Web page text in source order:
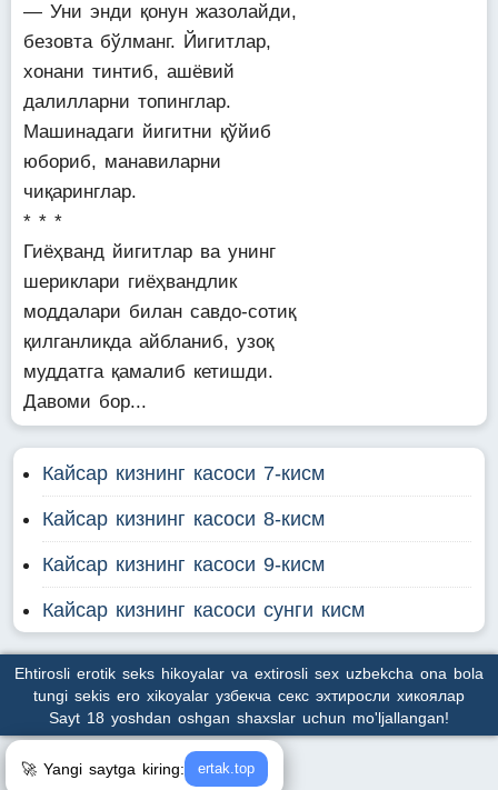
— Уни энди қонун жазолайди,
безовта бўлманг. Йигитлар,
хонани тинтиб, ашёвий
далилларни топинглар.
Машинадаги йигитни қўйиб
юбориб, манавиларни
чиқаринглар.
* * *
Гиёҳванд йигитлар ва унинг
шериклари гиёҳвандлик
моддалари билан савдо-сотиқ
қилганликда айбланиб, узоқ
муддатга қамалиб кетишди.
Давоми бор...
Кайсар кизнинг касоси 7-кисм
Кайсар кизнинг касоси 8-кисм
Кайсар кизнинг касоси 9-кисм
Кайсар кизнинг касоси сунги кисм
Ehtirosli erotik seks hikoyalar va extirosli sex uzbekcha ona bola
tungi sekis ero xikoyalar узбекча секс эхтиросли хикоялар
Sayt 18 yoshdan oshgan shaxslar uchun mo'ljallangan!
🚀 Yangi saytga kiring: ertak.top